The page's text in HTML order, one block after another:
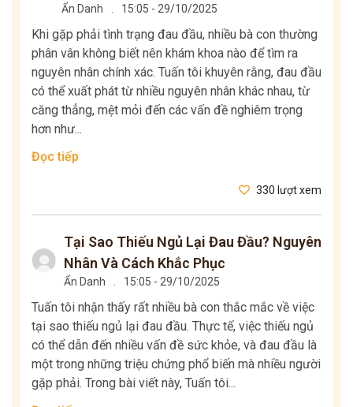
Ẩn Danh 15:05 - 29/10/2025
Khi gặp phải tình trạng đau đầu, nhiều bà con thường
phân vân không biết nên khám khoa nào để tìm ra
nguyên nhân chính xác. Tuấn tôi khuyên rằng, đau đầu
có thể xuất phát từ nhiều nguyên nhân khác nhau, từ
căng thẳng, mệt mỏi đến các vấn đề nghiêm trọng
hơn như...
Đọc tiếp
330 lượt xem
Tại Sao Thiếu Ngủ Lại Đau Đầu? Nguyên
Nhân Và Cách Khắc Phục
Ẩn Danh 15:05 - 29/10/2025
Tuấn tôi nhận thấy rất nhiều bà con thắc mắc về việc
tại sao thiếu ngủ lại đau đầu. Thực tế, việc thiếu ngủ
có thể dẫn đến nhiều vấn đề sức khỏe, và đau đầu là
một trong những triệu chứng phổ biến mà nhiều người
gặp phải. Trong bài viết này, Tuấn tôi...